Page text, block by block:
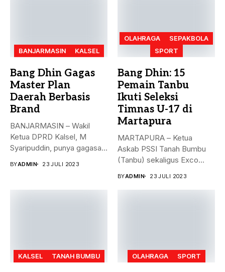
BANJARMASIN KALSEL
Bang Dhin Gagas
Master Plan
Daerah Berbasis
Brand
BANJARMASIN – Wakil
Ketua DPRD Kalsel, M
Syaripuddin, punya gagasan
BYADMIN 23 JULI 2023
OLAHRAGA
SEPAKBOLA
SPORT
Bang Dhin: 15
Pemain Tanbu
Ikuti Seleksi
Timnas U-17 di
Martapura
MARTAPURA – Ketua
Askab PSSI Tanah Bumbu
(Tanbu) sekaligus Exco
BYADMIN 23 JULI 2023
KALSEL TANAH BUMBU OLAHRAGA SPORT